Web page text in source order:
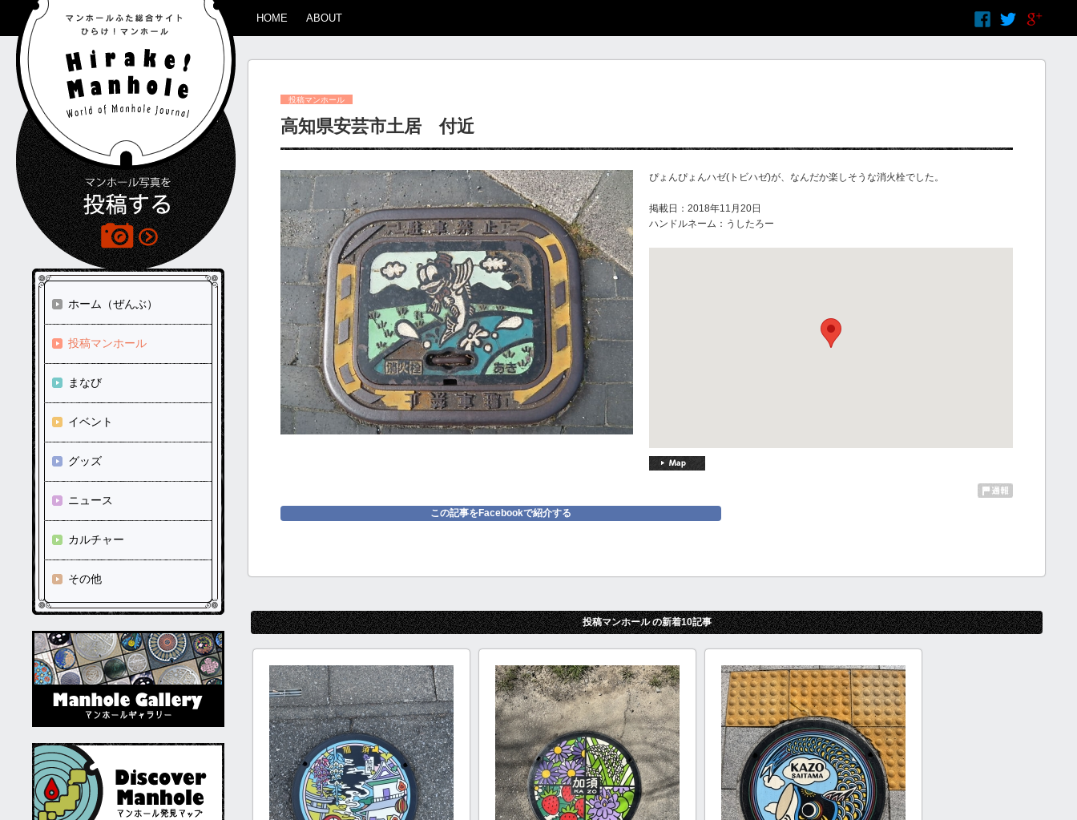
HOME ABOUT
ホーム（ぜんぶ）
投稿マンホール
まなび
イベント
グッズ
ニュース
カルチャー
その他
投稿マンホール
高知県安芸市土居 付近
ぴょんぴょんハゼ(トビハゼ)が、なんだか楽しそうな消火栓でした。
掲載日：2018年11月20日
ハンドルネーム：うしたろー
この記事をFacebookで紹介する
投稿マンホール の新着10記事